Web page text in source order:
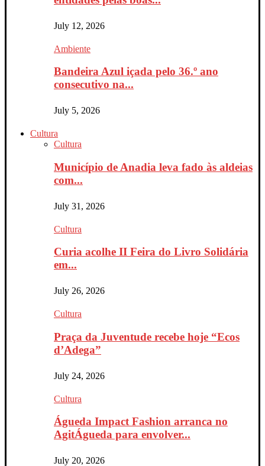
July 12, 2026
Ambiente
Bandeira Azul içada pelo 36.º ano
consecutivo na...
July 5, 2026
Cultura
Cultura
Município de Anadia leva fado às aldeias
com...
July 31, 2026
Cultura
Curia acolhe II Feira do Livro Solidária
em...
July 26, 2026
Cultura
Praça da Juventude recebe hoje “Ecos
d’Adega”
July 24, 2026
Cultura
Águeda Impact Fashion arranca no
AgitÁgueda para envolver...
July 20, 2026